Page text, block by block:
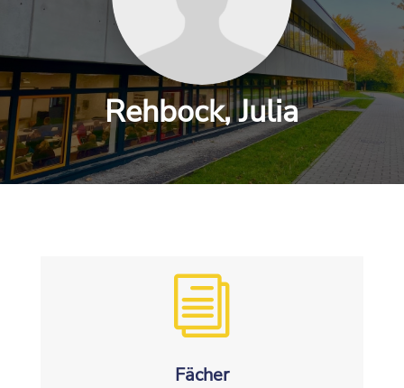
Rehbock, Julia
i
Fächer